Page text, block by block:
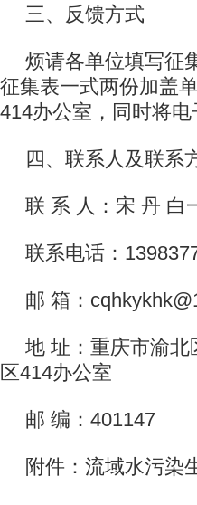
三、反馈方式
烦请各单位填写征
征集表一式两份加盖
414办公室，同时将
四、联系人及联系
联 系 人：宋 丹 白
联系电话：
邮 箱：
地 址：重庆市渝
区414办公室
邮 编：401147
附件：流域水污染